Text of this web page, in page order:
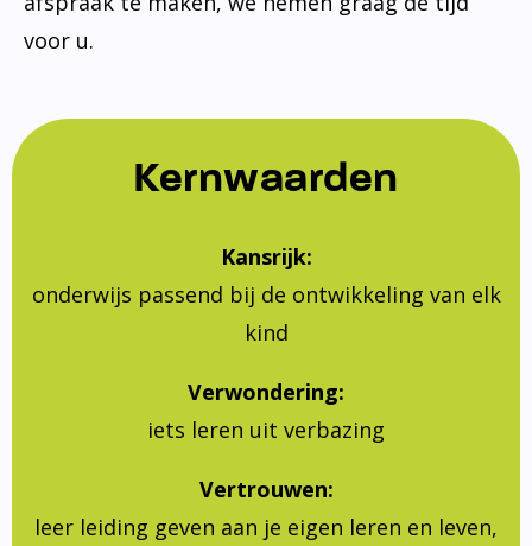
voor u.
Kernwaarden
Kansrijk:
onderwijs passend bij de ontwikkeling van elk
kind
Verwondering:
iets leren uit verbazing
Vertrouwen:
leer leiding geven aan je eigen leren en leven,